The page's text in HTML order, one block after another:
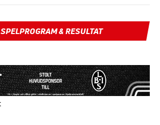
SPELPROGRAM & RESULTAT